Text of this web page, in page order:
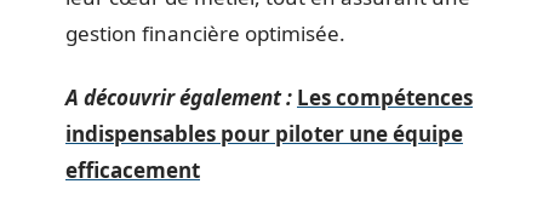
gestion financière optimisée.
A découvrir également : Les compétences
indispensables pour piloter une équipe
efficacement